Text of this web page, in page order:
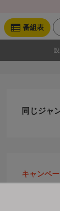
番組表
設
同じジャ
キャンペ